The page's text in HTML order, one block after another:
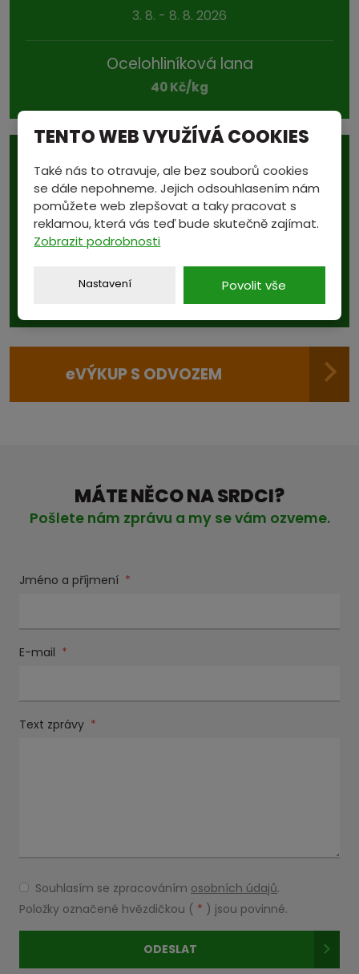
3. 8. - 8. 8. 2026
Ocelohliníková lana
40 Kč/kg
Podívejte se také na...
aktuální ceny v sekci
eVÝKUP S ODVOZEM
MÁTE NĚCO NA SRDCI?
Pošlete nám zprávu a my se vám ozveme.
Jméno a příjmení *
E-mail *
Text zprávy *
Souhlasím
se
zpracováním
osobních
Souhlasím se zpracováním osobních údajů.
Položky označené hvězdičkou ( * ) jsou povinné.
ODESLAT
TENTO WEB VYUŽÍVÁ COOKIES
Také nás to otravuje, ale bez souborů cookies
se dále nepohneme. Jejich odsouhlasením nám
pomůžete web zlepšovat a taky pracovat s
reklamou, která vás teď bude skutečně zajímat.
Zobrazit podrobnosti
Nastavení Povolit vše